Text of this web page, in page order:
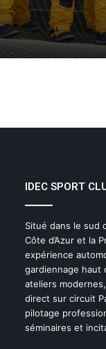
IDEC SPORT
Situé dans le sud
Côte d’Azur et la
expérience
gardiennage haut
ateliers
direct sur circuit
pilotage
séminaires et